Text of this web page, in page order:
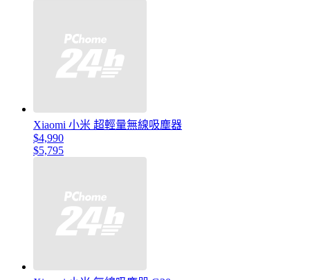
Xiaomi 小米 超輕量無線吸塵器
$4,990
$5,795